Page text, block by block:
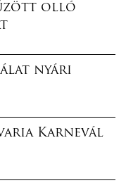
olló
nyári
Karnevál